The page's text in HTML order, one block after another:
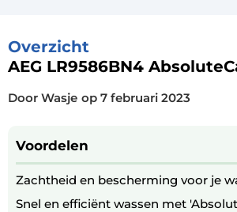
Overzicht
AEG LR9586BN4
Door Wasje op 7 februari 2023
Voordelen
Zachtheid en bescherming voor je
Snel en efficiënt wassen met